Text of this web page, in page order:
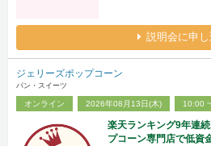
説明会に申し
ジェリーズポップコーン
パン・スイーツ
オンライン 2026年08月13日(木) 10:00
楽天ランキング9年連
プコーン専門店で低資